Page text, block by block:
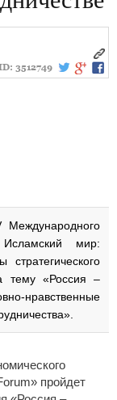
3512749
мир:
тему «Россия –
нравственные
пройдет